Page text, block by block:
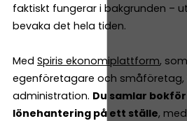
faktiskt fungerar i bakgrunden –
bevaka det hela tiden.
Med Spiris ekonomiplattform,
egenföretagare och småföretag,
administration. Du samlar
lönehantering på ett ställe,